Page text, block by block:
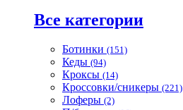
Все категории
Ботинки (151)
Кеды (94)
Кроксы (14)
Кроссовки/сникеры (221)
Лоферы (2)